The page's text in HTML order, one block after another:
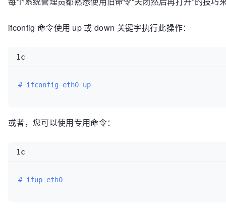
ifconfig 命令使用 up 或 down 关键字执行此操作：
# ifconfig eth0 up
1c
或者，您可以使用专用命令：
# ifup eth0
1c